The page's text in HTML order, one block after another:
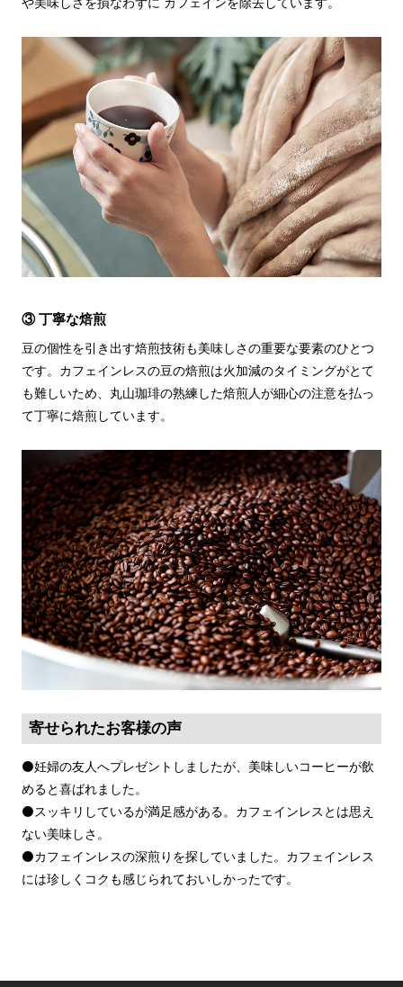
や美味しさを損なわずに カフェインを除去しています。
③ 丁寧な焙煎
豆の個性を引き出す焙煎技術も美味しさの重要な要素のひとつ
です。カフェインレスの豆の焙煎は火加減のタイミングがとて
も難しいため、丸山珈琲の熟練した焙煎人が細心の注意を払っ
て丁寧に焙煎しています。
寄せられたお客様の声
⚫️妊婦の友人へプレゼントしましたが、美味しいコーヒーが飲
めると喜ばれました。
⚫️スッキリしているが満足感がある。カフェインレスとは思え
ない美味しさ。
⚫️カフェインレスの深煎りを探していました。カフェインレス
には珍しくコクも感じられておいしかったです。